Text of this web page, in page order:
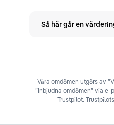
Så här går en
Våra omdömen utgörs av
”Inbjudna omdömen” via
Trustpilot.